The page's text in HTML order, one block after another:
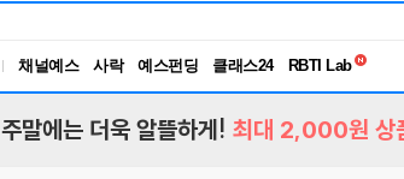
채널예스 사락 예스펀딩 클래스24
독서유형검사
주말에는 더욱 알뜰하게! 최대 2,000원 상